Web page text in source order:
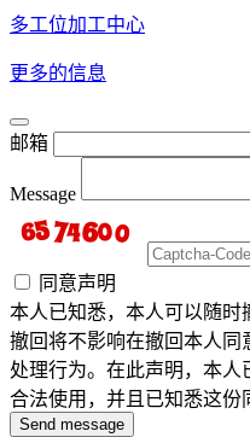
多工位加工中心
更多的信息
邮箱
Message
同意声明
本人已知悉，本人可以随时
撤回将不影响在撤回本人
处理行为。在此声明，本人
合法使用，并且已知悉这份
Send message